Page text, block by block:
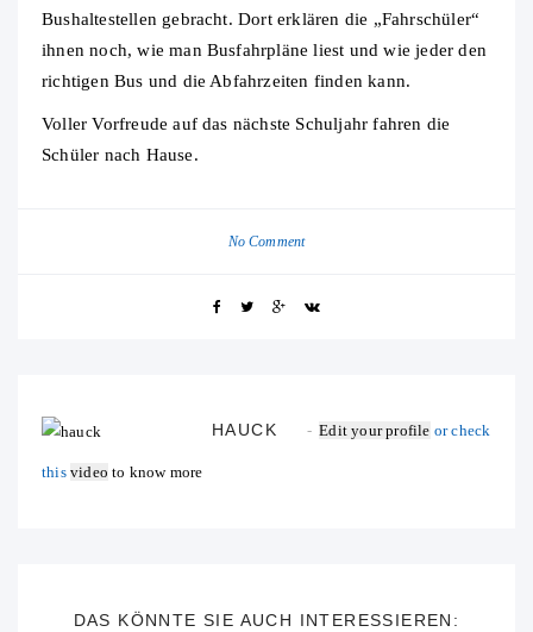
Bushaltestellen gebracht. Dort erklären die „Fahrschüler“
ihnen noch, wie man Busfahrpläne liest und wie jeder den
richtigen Bus und die Abfahrzeiten finden kann.
Voller Vorfreude auf das nächste Schuljahr fahren die
Schüler nach Hause.
No Comment
HAUCK Edit your profile or check
this video to know more
DAS KÖNNTE SIE AUCH INTERESSIEREN: